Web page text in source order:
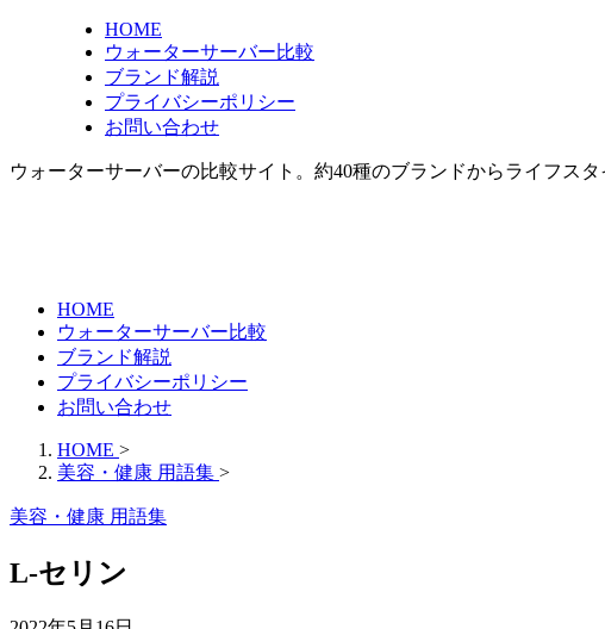
HOME
ウォーターサーバー比較
ブランド解説
プライバシーポリシー
お問い合わせ
ウォーターサーバーの比較サイト。約40種のブランドからライフス
HOME
ウォーターサーバー比較
ブランド解説
プライバシーポリシー
お問い合わせ
HOME >
美容・健康 用語集 >
美容・健康 用語集
L-セリン